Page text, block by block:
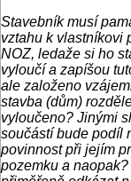
Stavebník musí
vztahu k vlastníkovi
NOZ, ledaže si ho
vyloučí a zapíšou
ale založeno
stavba (dům)
vyloučeno? Jinými
součástí bude podíl
povinnost při jejím
pozemku a